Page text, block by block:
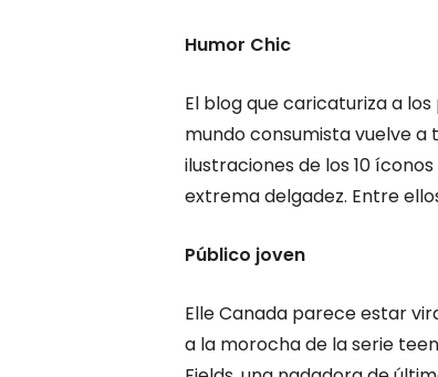
Humor Chic
El blog que caricaturiza a
mundo consumista vuelve a
ilustraciones de los 10
extrema delgadez. Entre
Público joven
Elle Canada parece estar
a la morocha de la serie